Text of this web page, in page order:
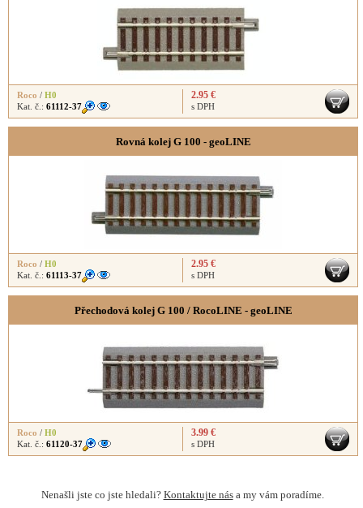
Roco / H0
Kat. č.: 61112-37
2.95 €
s DPH
Rovná kolej G 100 - geoLINE
Roco / H0
Kat. č.: 61113-37
2.95 €
s DPH
Přechodová kolej G 100 / RocoLINE - geoLINE
Roco / H0
Kat. č.: 61120-37
3.99 €
s DPH
Nenašli jste co jste hledali? Kontaktujte nása my vám poradíme.